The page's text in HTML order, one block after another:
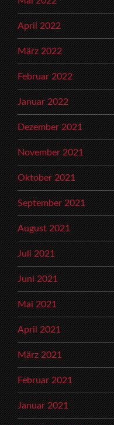
April 2022
März 2022
Februar 2022
Januar 2022
Dezember 2021
November 2021
Oktober 2021
September 2021
August 2021
Juli 2021
Juni 2021
Mai 2021
April 2021
März 2021
Februar 2021
Januar 2021